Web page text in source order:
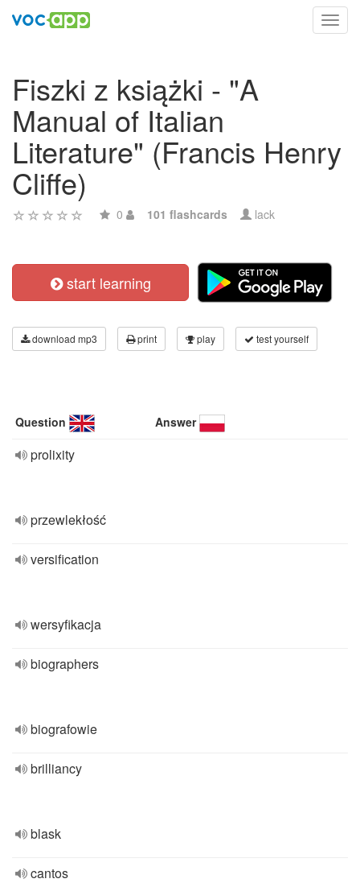
Fiszki z książki - "A
Manual of Italian
Literature" (Francis Henry
Cliffe)
0 101 flashcards lack
start learning
download mp3 print play test yourself
Question Answer
prolixity
przewlekłość
versification
wersyfikacja
biographers
biografowie
brilliancy
blask
cantos